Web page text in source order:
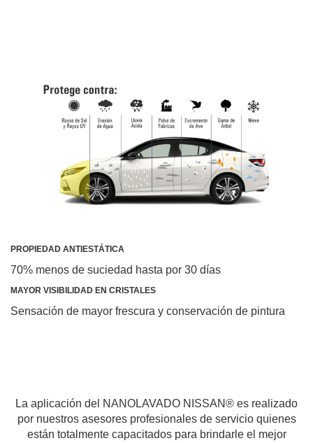
PROPIEDAD ANTIESTÁTICA
70% menos de suciedad hasta por 30 días
MAYOR VISIBILIDAD EN CRISTALES
Sensación de mayor frescura y conservación de pintura
La aplicación del NANOLAVADO NISSAN® es realizado
por nuestros asesores profesionales de servicio quienes
están totalmente capacitados para brindarle el mejor